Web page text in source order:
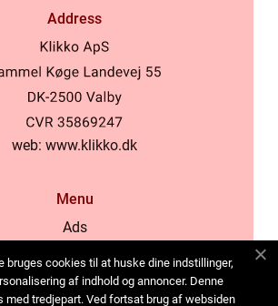
Address
web: www.klikko.dk
Menu
Ads
Cookies
Contact
bruges cookies til at huske dine indstillinger,
af indhold og annoncer. Denne
med tredjepart. Ved fortsat brug af websiden